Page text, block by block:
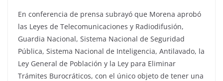
En conferencia de prensa subrayó que Morena aprobó
las Leyes de Telecomunicaciones y Radiodifusión,
Guardia Nacional, Sistema Nacional de Seguridad
Pública, Sistema Nacional de Inteligencia, Antilavado, la
Ley General de Población y la Ley para Eliminar
Trámites Burocráticos, con el único objeto de tener una